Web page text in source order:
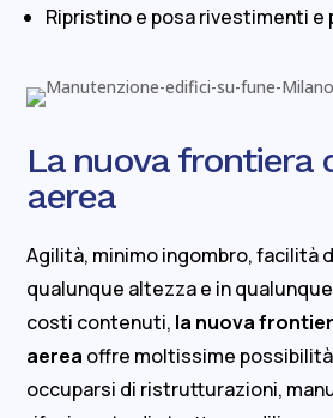
Ripristino e posa rivestimenti e
La nuova frontiera
aerea
Agilità, minimo ingombro, facilità
qualunque altezza e in
costi contenuti, la nuova
aerea offre moltissime possibilità
occuparsi di ristrutturazioni,